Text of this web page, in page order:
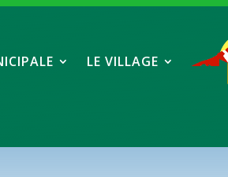
LE VILLAGE